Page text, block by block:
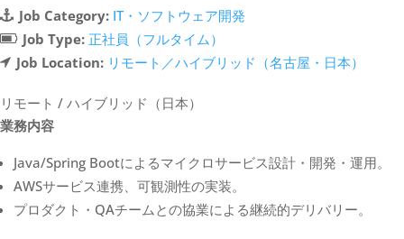
Job Category: IT・ソフトウェア開発
Job Type: 正社員（フルタイム）
Job Location: リモート／ハイブリッド（名古屋・日本）
リモート / ハイブリッド（日本）
業務内容
Java/Spring Bootによるマイクロサービス設計・開発・運用。
AWSサービス連携、可観測性の実装。
プロダクト・QAチームとの協業による継続的デリバリー。